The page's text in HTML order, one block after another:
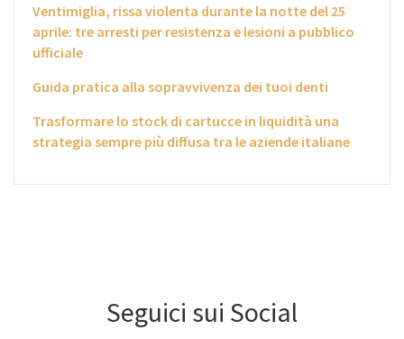
Ventimiglia, rissa violenta durante la notte del 25
aprile: tre arresti per resistenza e lesioni a pubblico
ufficiale
Guida pratica alla sopravvivenza dei tuoi denti
Trasformare lo stock di cartucce in liquidità una
strategia sempre più diffusa tra le aziende italiane
Seguici sui Social